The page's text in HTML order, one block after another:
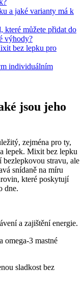
a jaké varianty má k
které můžete přidat do
výhody?
bez lepku pro
individuálním
jsou jeho
zejména pro ty,
lepek. Mixit bez lepku
stravu, ale
snídaně na míru
které poskytují
dne.
a zajištění energie.
omega-3 mastné
sladkost bez